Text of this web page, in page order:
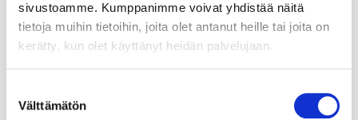
sivustoamme. Kumppanimme voivat yhdistää näitä
tietoja muihin tietoihin, joita olet antanut heille tai joita on
kerätty, kun olet käyttänyt heidän palvelujaan.
valinta
Välttämätön